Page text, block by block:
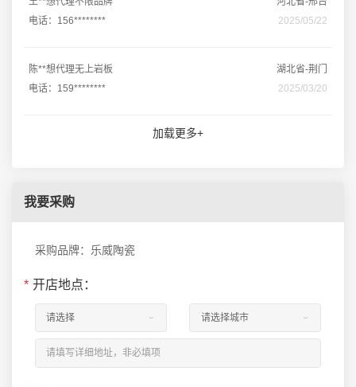
电话：156********
2025/05/22
陈**想代理无上岩板
湖北省-荆门
电话：159********
2025/03/20
加载更多+
我要采购
采购品牌：乐威陶瓷
* 开店地点：